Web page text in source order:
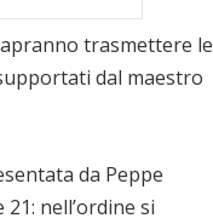
trasmettere le
dal maestro
da Peppe
nell’ordine si